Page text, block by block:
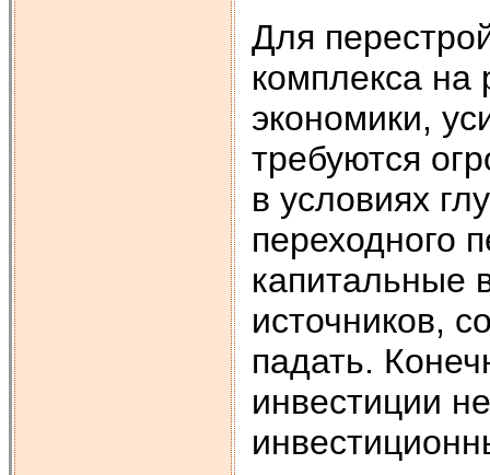
Для
комплекса на
экономики,
требуются
в условиях
переходного
капитальные
источников,
падать.
инвестиции